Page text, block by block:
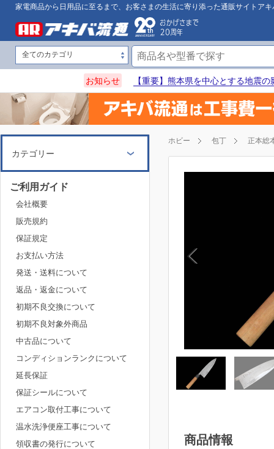
家電商品から日用品に至るまで、お客さまの生活に寄り添った通販サイトアキ
お知らせ 【重要】熊本県を中心とする地震
ホビー 包丁 正本総
商品情報
カテゴリー
ご利用ガイド
会社概要
販売規約
保証規定
お支払い方法
発送・送料について
返品・返金について
初期不良交換について
初期不良対象外商品
中古品について
コンディションランクについて
延長保証
保証シールについて
エアコン取付工事について
温水洗浄便座工事について
領収書の発行について